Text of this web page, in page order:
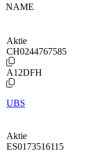
NAME
Aktie
CH0244767585
A12DFH
UBS
Aktie
ES0173516115